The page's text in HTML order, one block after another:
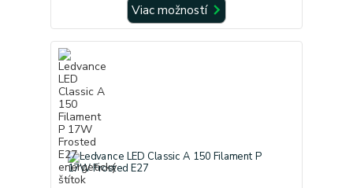
Viac možností